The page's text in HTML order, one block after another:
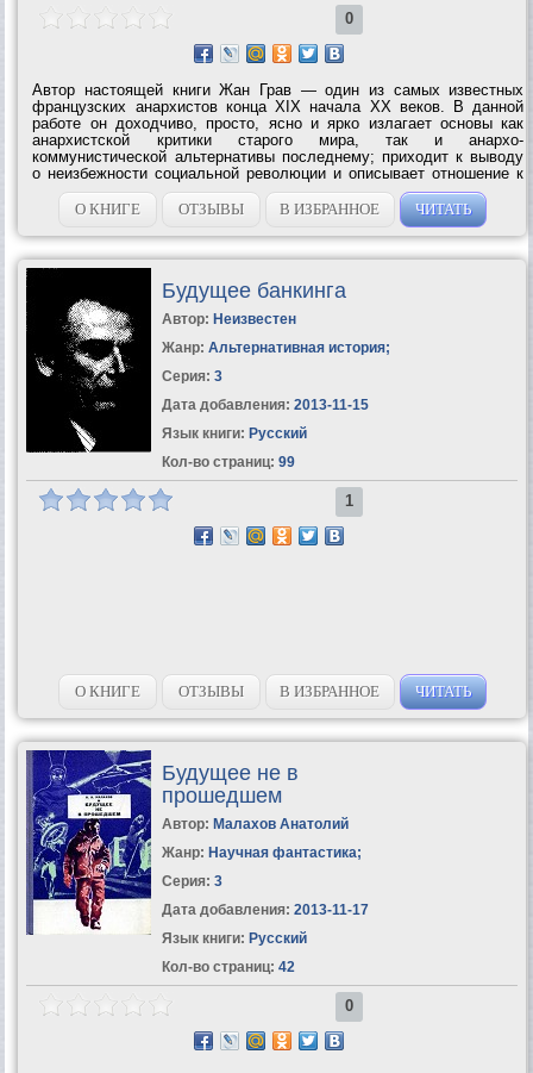
0
Автор настоящей книги Жан Грав — один из самых известных
французских анархистов конца XIX начала XX веков. В данной
работе он доходчиво, просто, ясно и ярко излагает основы как
анархистской критики старого мира, так и анархо-
коммунистической альтернативы последнему; приходит к выводу
о неизбежности социальной революции и описывает отношение к
ней разных политических сил; рисует широкую картину
анархистской утопии — будущего...
О КНИГЕ ОТЗЫВЫ В ИЗБРАННОЕ ЧИТАТЬ
Будущее банкинга
Автор: Неизвестен
Жанр: Альтернативная история;
Серия: 3
Дата добавления: 2013-11-15
Язык книги: Русский
Кол-во страниц: 99
1
О КНИГЕ ОТЗЫВЫ В ИЗБРАННОЕ ЧИТАТЬ
Будущее не в
прошедшем
Автор: Малахов Анатолий
Жанр: Научная фантастика;
Серия: 3
Дата добавления: 2013-11-17
Язык книги: Русский
Кол-во страниц: 42
0